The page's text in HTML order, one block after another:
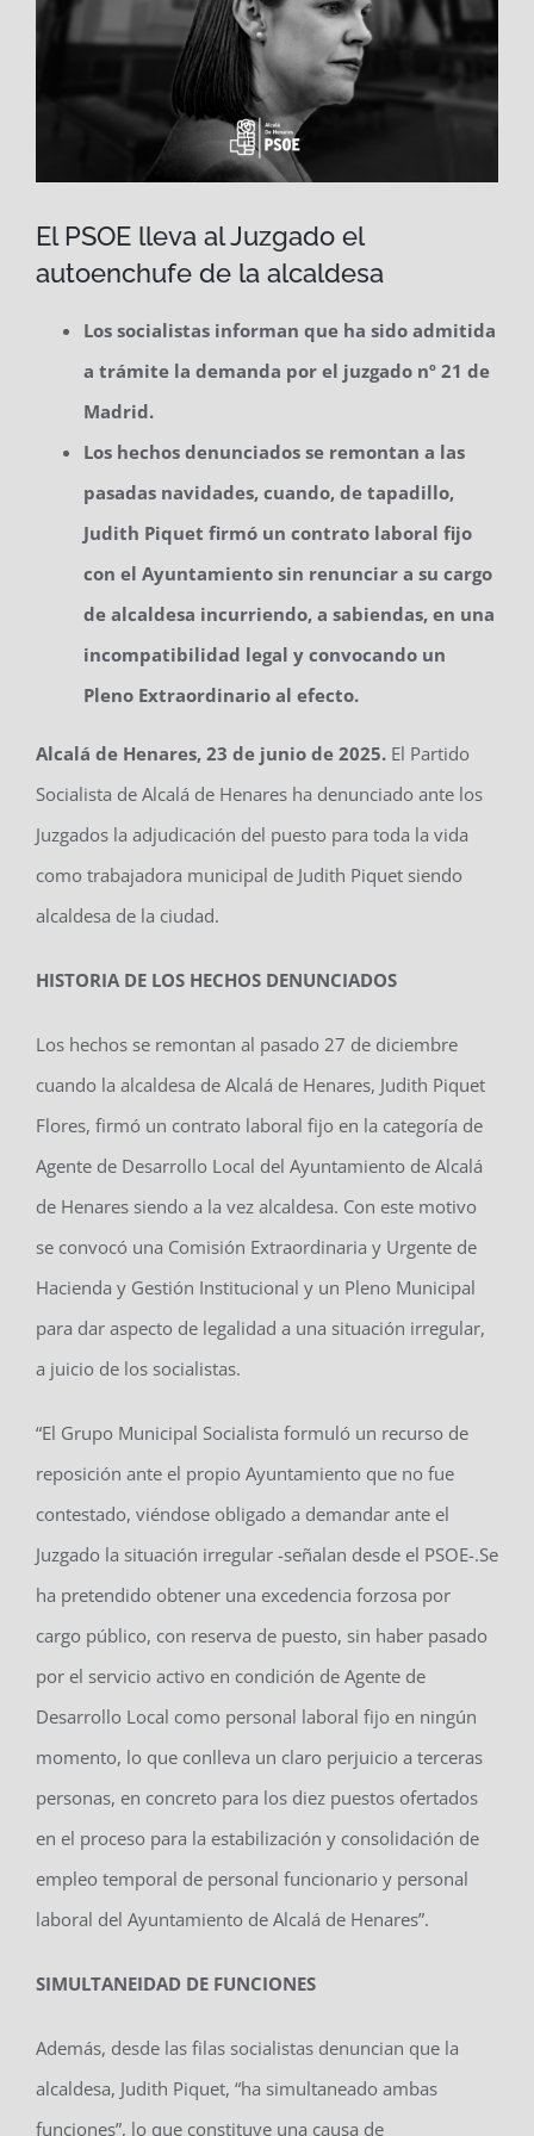
El PSOE lleva al Juzgado el
autoenchufe de la alcaldesa
Los socialistas informan que ha sido admitida
a trámite la demanda por el juzgado nº 21 de
Madrid.
Los hechos denunciados se remontan a las
pasadas navidades, cuando, de tapadillo,
Judith Piquet firmó un contrato laboral fijo
con el Ayuntamiento sin renunciar a su cargo
de alcaldesa incurriendo, a sabiendas, en una
incompatibilidad legal y convocando un
Pleno Extraordinario al efecto.
Alcalá de Henares, 23 de junio de 2025. El Partido
Socialista de Alcalá de Henares ha denunciado ante los
Juzgados la adjudicación del puesto para toda la vida
como trabajadora municipal de Judith Piquet siendo
alcaldesa de la ciudad.
HISTORIA DE LOS HECHOS DENUNCIADOS
Los hechos se remontan al pasado 27 de diciembre
cuando la alcaldesa de Alcalá de Henares, Judith Piquet
Flores, firmó un contrato laboral fijo en la categoría de
Agente de Desarrollo Local del Ayuntamiento de Alcalá
de Henares siendo a la vez alcaldesa. Con este motivo
se convocó una Comisión Extraordinaria y Urgente de
Hacienda y Gestión Institucional y un Pleno Municipal
para dar aspecto de legalidad a una situación irregular,
a juicio de los socialistas.
“El Grupo Municipal Socialista formuló un recurso de
reposición ante el propio Ayuntamiento que no fue
contestado, viéndose obligado a demandar ante el
Juzgado la situación irregular -señalan desde el PSOE-.Se
ha pretendido obtener una excedencia forzosa por
cargo público, con reserva de puesto, sin haber pasado
por el servicio activo en condición de Agente de
Desarrollo Local como personal laboral fijo en ningún
momento, lo que conlleva un claro perjuicio a terceras
personas, en concreto para los diez puestos ofertados
en el proceso para la estabilización y consolidación de
empleo temporal de personal funcionario y personal
laboral del Ayuntamiento de Alcalá de Henares”.
SIMULTANEIDAD DE FUNCIONES
Además, desde las filas socialistas denuncian que la
alcaldesa, Judith Piquet, “ha simultaneado ambas
funciones”, lo que constituye una causa de